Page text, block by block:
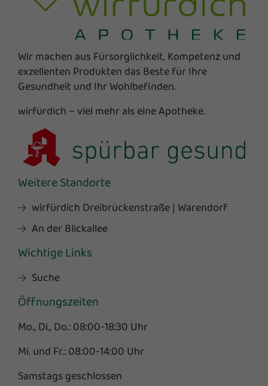
Wir machen aus Fürsorglichkeit, Kompetenz und
exzellenten Produkten das Beste für Ihre
Gesundheit und Ihr Wohlbefinden.
wirfürdich – viel mehr als eine Apotheke.
Weitere Standorte
wirfürdich Dreibrückenstraße | Warendorf
An der Blickallee
Wichtige Links
Suche
Öffnungszeiten
Mo., Di., Do.: 08:00-18:30 Uhr
Mi. und Fr.: 08:00-14:00 Uhr
Samstags geschlossen